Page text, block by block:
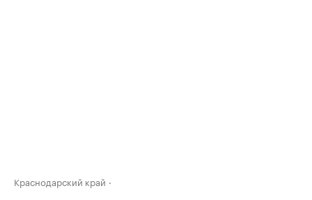
Краснодарский край